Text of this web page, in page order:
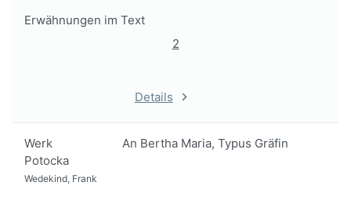
Erwähnungen im Text
2
Details
Werk
An Bertha Maria, Typus Gräfin
Potocka
Wedekind, Frank